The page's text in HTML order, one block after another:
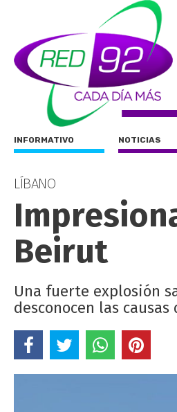
INFORMATIVO NOTICIAS
LÍBANO
Beirut
Una fuerte explosión
desconocen las